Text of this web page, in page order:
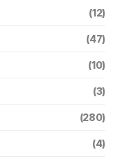
(12)
(47)
(10)
(3)
(280)
(4)